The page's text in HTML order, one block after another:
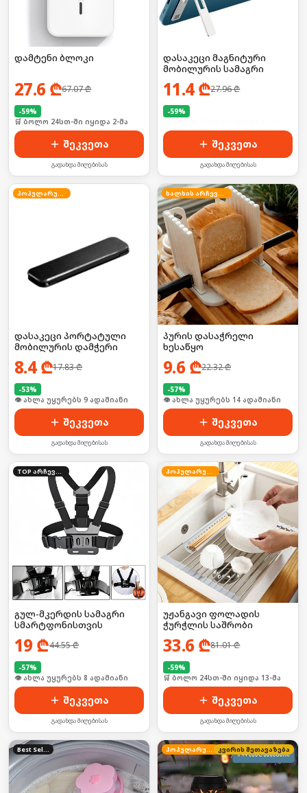
დამტენი ბლოკი
27.6 ₾67.07₾
-59%
🛒 ბოლო 24სთ-ში იყიდა 2-მა
შეკვეთა
გადახდა მიღებისას
დასაკეცი მაგნიტური
მობილურის სამაგრი
11.4₾27.96₾
-59%
შეკვეთა
გადახდა მიღებისას
პოპულარული
დასაკეცი პორტატული
მობილურის დამჭერი
8.4₾17.83₾
-53%
🛒 ბოლო 24სთ-ში იყიდა 16-მა
შეკვეთა
გადახდა მიღებისას
ხალხის არჩევანი
პურის დასაჭრელი
ხესაწყო
9.6 ₾22.32₾
-57%
🛒 ბოლო 24სთ-ში იყიდა 23-მა
შეკვეთა
გადახდა მიღებისას
TOP არჩევანი
გულ-მკერდის სამაგრი
სმარტფონისთვის
19 ₾44.55₾
-57%
🛒 ბოლო 24სთ-ში იყიდა 12-მა
შეკვეთა
გადახდა მიღებისას
პოპულარული
უჟანგავი ფოლადის
ჭურჭლის საშრობი
33.6 ₾81.01₾
-59%
🛒 ბოლო 24სთ-ში იყიდა 13-მა
შეკვეთა
გადახდა მიღებისას
Best Seller პოპულარული კვირის შეთავაზება